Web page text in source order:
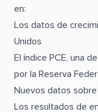
en:
Los datos de
Unidos
El índice PCE, una
por la Reserva
Nuevos datos sobre
Los resultados de